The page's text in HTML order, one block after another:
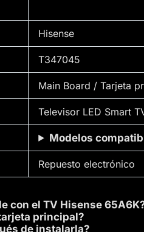
Hisense
T347045
Main Board / Tarjeta
Televisor LED Smart
Modelos
Repuesto electrónico
con el TV Hisense
principal?
de instalarla?